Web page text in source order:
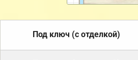
Под ключ (с отделкой)